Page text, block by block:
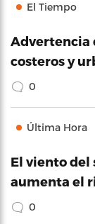
El Tiempo
Advertencia
costeros y
0
Última Hora
El viento del
aumenta el
0